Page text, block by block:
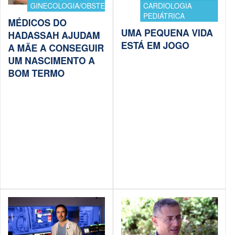
GINECOLOGIA/OBSTETRÍCIA
MÉDICOS DO
HADASSAH AJUDAM
A MÃE A CONSEGUIR
UM NASCIMENTO A
BOM TERMO
CARDIOLOGIA
PEDIÁTRICA
UMA PEQUENA VIDA
ESTÁ EM JOGO